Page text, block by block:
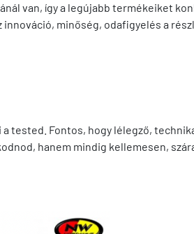
van, így a legújabb termékeiket
minőség, odafigyelés a
tested. Fontos, hogy lélegző,
hanem mindig kellemesen,